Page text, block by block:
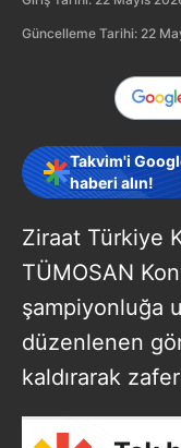
Güncelleme Tarihi: 22
Takvim'i
haberi alın!
Ziraat Türkiye
TÜMOSAN
şampiyonluğa
düzenlenen
kaldırarak